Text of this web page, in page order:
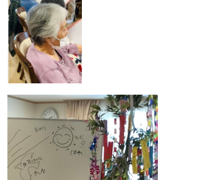
お知らせ・ブログ
かわせみ苑
プライバシーポリシー
重要事項説明書
新生翠病院
白寿園
地域密着型サービス 小規模多機能ホーム